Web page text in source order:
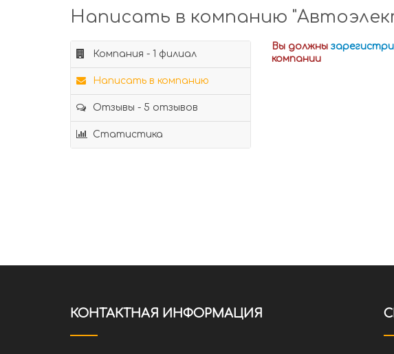
Написать в компанию
Компания - 1 филиал
Написать в компанию
Отзывы - 5 отзывов
Статистика
Вы должны
компании
КОНТАКТНАЯ ИНФОРМАЦИЯ